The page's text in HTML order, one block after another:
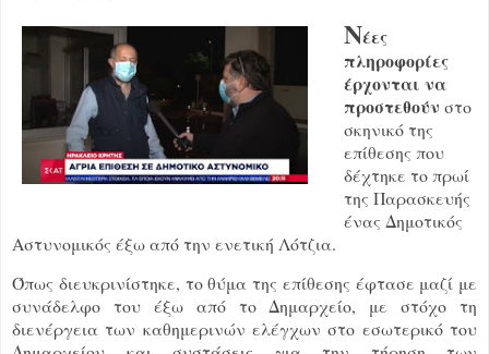
Νέες
πληροφορίες
έρχονται να
προστεθούν στο
σκηνικό της
επίθεσης που
δέχτηκε το πρωί
της Παρασκευής
ένας Δημοτικός
Αστυνομικός έξω από την ενετική Λότζια.
Όπως διευκρινίστηκε, το θύμα της επίθεσης έφτασε μαζί με
συνάδελφο του έξω από το Δημαρχείο, με στόχο τη
διενέργεια των καθημερινών ελέγχων στο εσωτερικό του